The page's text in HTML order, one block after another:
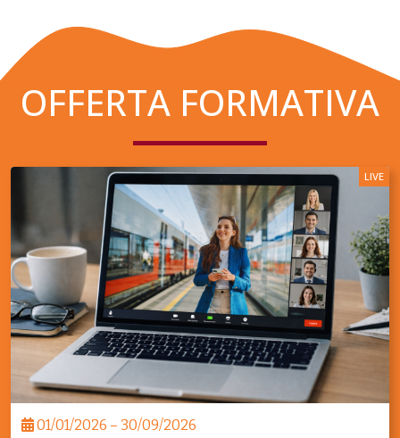
OFFERTA FORMATIVA
LIVE
01/01/2026 – 30/09/2026